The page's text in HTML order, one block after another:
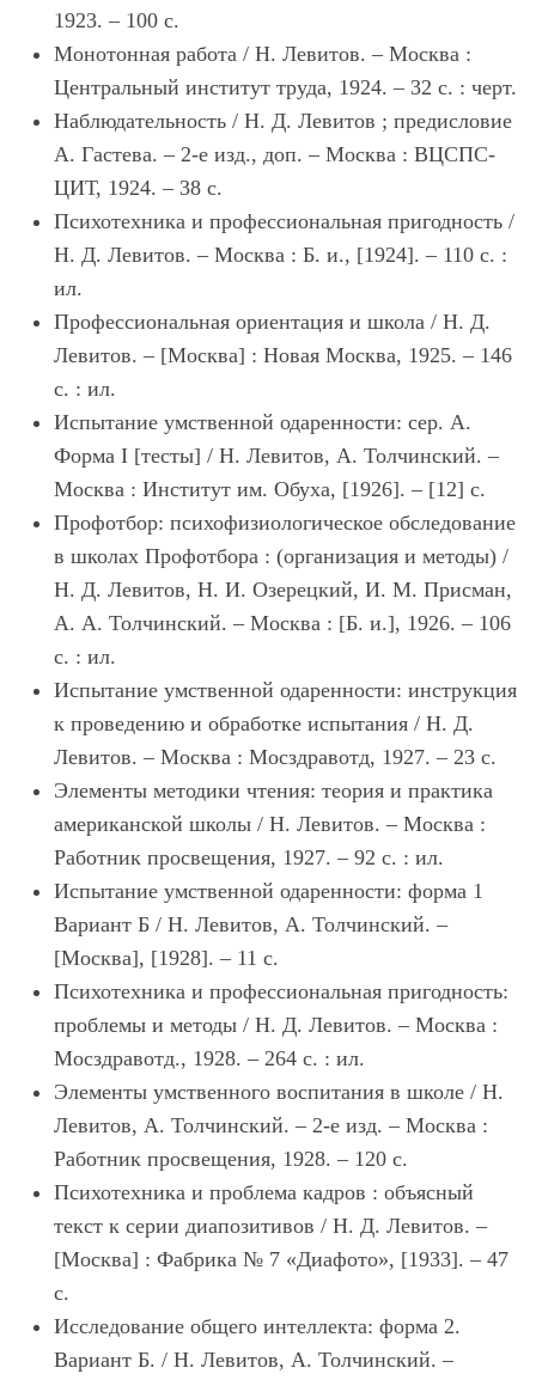
1923. – 100 с.
Монотонная работа / Н. Левитов. – Москва :
Центральный институт труда, 1924. – 32 с. : черт.
Наблюдательность / Н. Д. Левитов ; предисловие
А. Гастева. – 2-е изд., доп. – Москва : ВЦСПС-
ЦИТ, 1924. – 38 с.
Психотехника и профессиональная пригодность /
Н. Д. Левитов. – Москва : Б. и., [1924]. – 110 с. :
ил.
Профессиональная ориентация и школа / Н. Д.
Левитов. – [Москва] : Новая Москва, 1925. – 146
с. : ил.
Испытание умственной одаренности: сер. А.
Форма I [тесты] / Н. Левитов, А. Толчинский. –
Москва : Институт им. Обуха, [1926]. – [12] с.
Профотбор: психофизиологическое обследование
в школах Профотбора : (организация и методы) /
Н. Д. Левитов, Н. И. Озерецкий, И. М. Присман,
А. А. Толчинский. – Москва : [Б. и.], 1926. – 106
с. : ил.
Испытание умственной одаренности: инструкция
к проведению и обработке испытания / Н. Д.
Левитов. – Москва : Мосздравотд, 1927. – 23 с.
Элементы методики чтения: теория и практика
американской школы / Н. Левитов. – Москва :
Работник просвещения, 1927. – 92 с. : ил.
Испытание умственной одаренности: форма 1
Вариант Б / Н. Левитов, А. Толчинский. –
[Москва], [1928]. – 11 с.
Психотехника и профессиональная пригодность:
проблемы и методы / Н. Д. Левитов. – Москва :
Мосздравотд., 1928. – 264 с. : ил.
Элементы умственного воспитания в школе / Н.
Левитов, А. Толчинский. – 2-е изд. – Москва :
Работник просвещения, 1928. – 120 с.
Психотехника и проблема кадров : объясный
текст к серии диапозитивов / Н. Д. Левитов. –
[Москва] : Фабрика № 7 «Диафото», [1933]. – 47
с.
Исследование общего интеллекта: форма 2.
Вариант Б. / Н. Левитов, А. Толчинский. –